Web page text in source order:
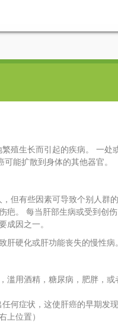
殖生长而引起的疾病。 一
能扩散到身体的其他器官。
但有些因素可导致个别人群
疤。 每当肝部生病或受到创
成因之一。
肝硬化或肝功能丧失的慢性
滥用酒精，糖尿病，肥胖，或
何症状，这使肝癌的早期发
上位置）